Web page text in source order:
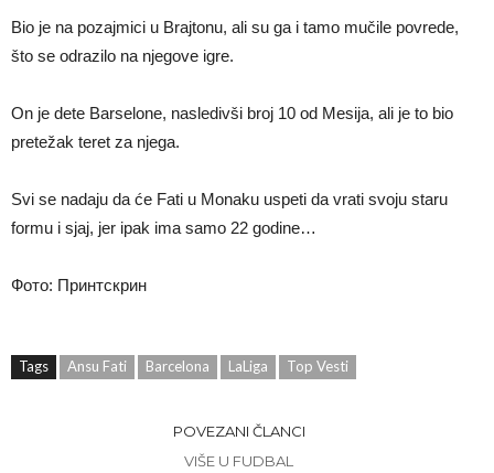
Bio je na pozajmici u Brajtonu, ali su ga i tamo mučile povrede,
što se odrazilo na njegove igre.
On je dete Barselone, nasledivši broj 10 od Mesija, ali je to bio
pretežak teret za njega.
Svi se nadaju da će Fati u Monaku uspeti da vrati svoju staru
formu i sjaj, jer ipak ima samo 22 godine…
Фото: Принтскрин
Tags Ansu Fati Barcelona LaLiga Top Vesti
POVEZANI ČLANCI
VIŠE U FUDBAL